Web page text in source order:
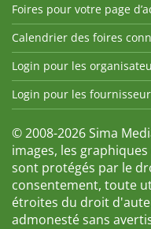
Foires pour votre page
Calendrier des foires
Login pour les
Login pour les
© 2008-2026 Sima
images, les
sont protégés par le
consentement, toute
étroites du droit
admonesté sans